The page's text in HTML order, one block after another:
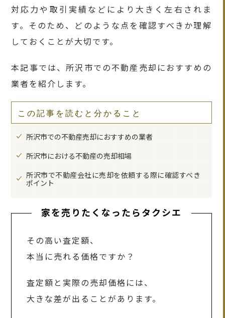
対応力や取引実績などにより大きく左右されま
す。そのため、どのような点を確認すべきか理解
しておくことが大切です。
本記事では、所沢市での不動産売却におすすめの
業者を紹介します。
この記事を読むと分かること
所沢市での不動産売却におすすめの業者
所沢市における不動産の売却相場
所沢市で不動産会社に売却を依頼する際に確認すべき
ポイント
家を売りたくなったらタクシエ
その高い査定額、
本当に売れる価格ですか？
査定額と実際の売却価格には、
大きな差が出ることがあります。